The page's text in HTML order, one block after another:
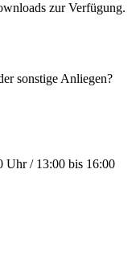
zur Verfügung.
sonstige Anliegen?
Uhr / 13:00 bis 16:00